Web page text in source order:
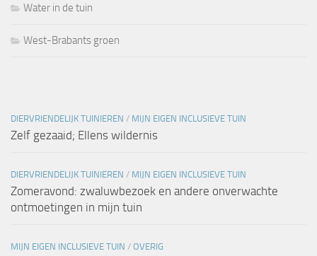
Water in de tuin
West-Brabants groen
DIERVRIENDELIJK TUINIEREN / MIJN EIGEN INCLUSIEVE TUIN
Zelf gezaaid; Ellens wildernis
DIERVRIENDELIJK TUINIEREN / MIJN EIGEN INCLUSIEVE TUIN
Zomeravond: zwaluwbezoek en andere onverwachte
ontmoetingen in mijn tuin
MIJN EIGEN INCLUSIEVE TUIN / OVERIG